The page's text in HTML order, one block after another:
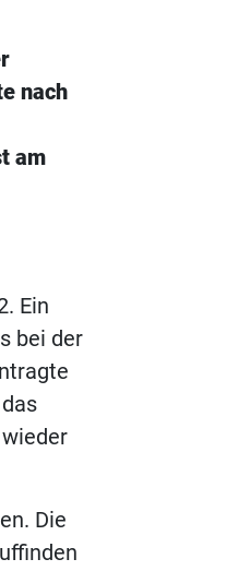
nach
am
Ein
bei der
Die